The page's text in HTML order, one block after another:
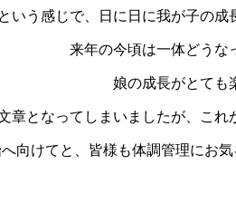
という感じで、日に日に我が子の成
来年の今頃は一体どうな
娘の成長がとても
章となってしまいましたが、こ
向けてと、皆様も体調管理にお気